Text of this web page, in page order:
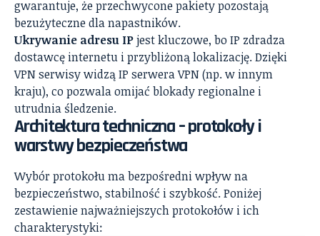
gwarantuje, że przechwycone pakiety pozostają
bezużyteczne dla napastników.
Ukrywanie adresu IPjest kluczowe, bo IP zdradza
dostawcę internetu i przybliżoną lokalizację. Dzięki
VPN serwisy widzą IP serwera VPN (np. w innym
kraju), co pozwala omijać blokady regionalne i
utrudnia śledzenie.
Architektura techniczna – protokoły i
warstwy bezpieczeństwa
Wybór protokołu ma bezpośredni wpływ na
bezpieczeństwo, stabilność i szybkość. Poniżej
zestawienie najważniejszych protokołów i ich
charakterystyki: